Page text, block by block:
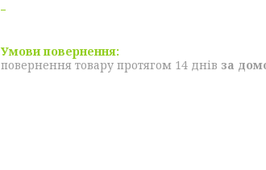
повернення товару протягом 14 днів за